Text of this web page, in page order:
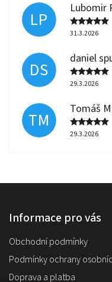
LP
Lubomir
31.3.2026
DS
daniel
29.3.2026
TM
Tomáš
29.3.2026
Informace pro vás
Obchodní podmínky
Podmínky ochrany
Doprava a platba